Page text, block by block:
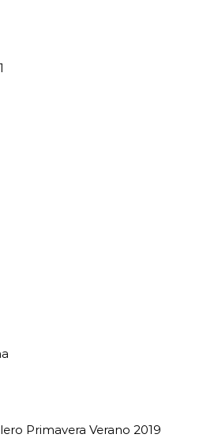
Primavera Verano 2019